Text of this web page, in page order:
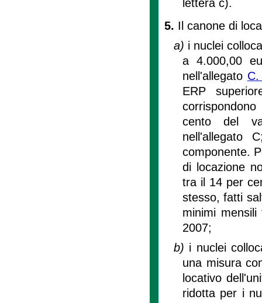
lettera c).
5. Il canone di
a) i nuclei
a 4.000,00
nell'allegato
ERP
cento del
nell'allegato
componente.
di locazione
tra il 14 per
stesso, fatti
minimi
2007;
b) i nuclei
una misura
locativo
ridotta per i